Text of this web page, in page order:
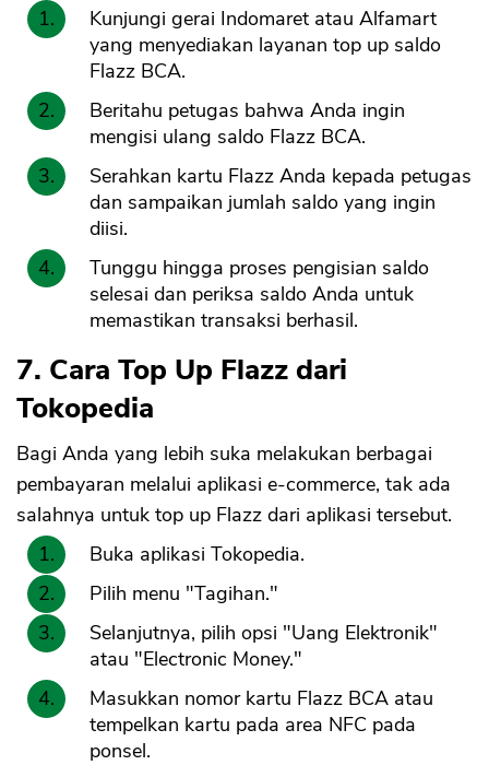
Kunjungi gerai Indomaret atau Alfamart
yang menyediakan layanan top up saldo
Flazz BCA.
Beritahu petugas bahwa Anda ingin
mengisi ulang saldo Flazz BCA.
Serahkan kartu Flazz Anda kepada petugas
dan sampaikan jumlah saldo yang ingin
diisi.
Tunggu hingga proses pengisian saldo
selesai dan periksa saldo Anda untuk
memastikan transaksi berhasil.
7. Cara Top Up Flazz dari
Tokopedia
Bagi Anda yang lebih suka melakukan berbagai
pembayaran melalui aplikasi e-commerce, tak ada
salahnya untuk top up Flazz dari aplikasi tersebut.
Buka aplikasi Tokopedia.
Pilih menu "Tagihan."
Selanjutnya, pilih opsi "Uang Elektronik"
atau "Electronic Money."
Masukkan nomor kartu Flazz BCA atau
tempelkan kartu pada area NFC pada
ponsel.